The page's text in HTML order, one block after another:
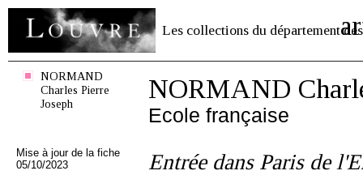
Les collections du département des
NORMAND
Charles Pierre
Joseph
Mise à jour de la fiche
05/10/2023
NORMAND
Ecole française
Entrée dans Paris de